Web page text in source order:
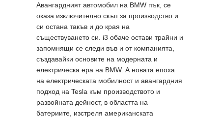
Авангардният автомобил на BMW пък, се
оказа изключително скъп за производство и
си остана такъв и до края на
съществуването си. i3 обаче остави трайни и
запомнящи се следи във и от компанията,
създавайки основите на модерната и
електрическа ера на BMW. А новата епоха
на електрическата мобилност и авангардния
подход на Tesla към производството и
развойната дейност, в областта на
батериите, изстреля американската